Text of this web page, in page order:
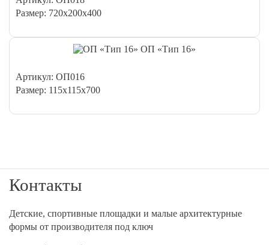
Размер: 720х200х400
ОП «Тип 16»
Артикул: ОП016
Размер: 115х115х700
Контакты
Детские, спортивные площадки и малые архитектурные
формы от производителя под ключ